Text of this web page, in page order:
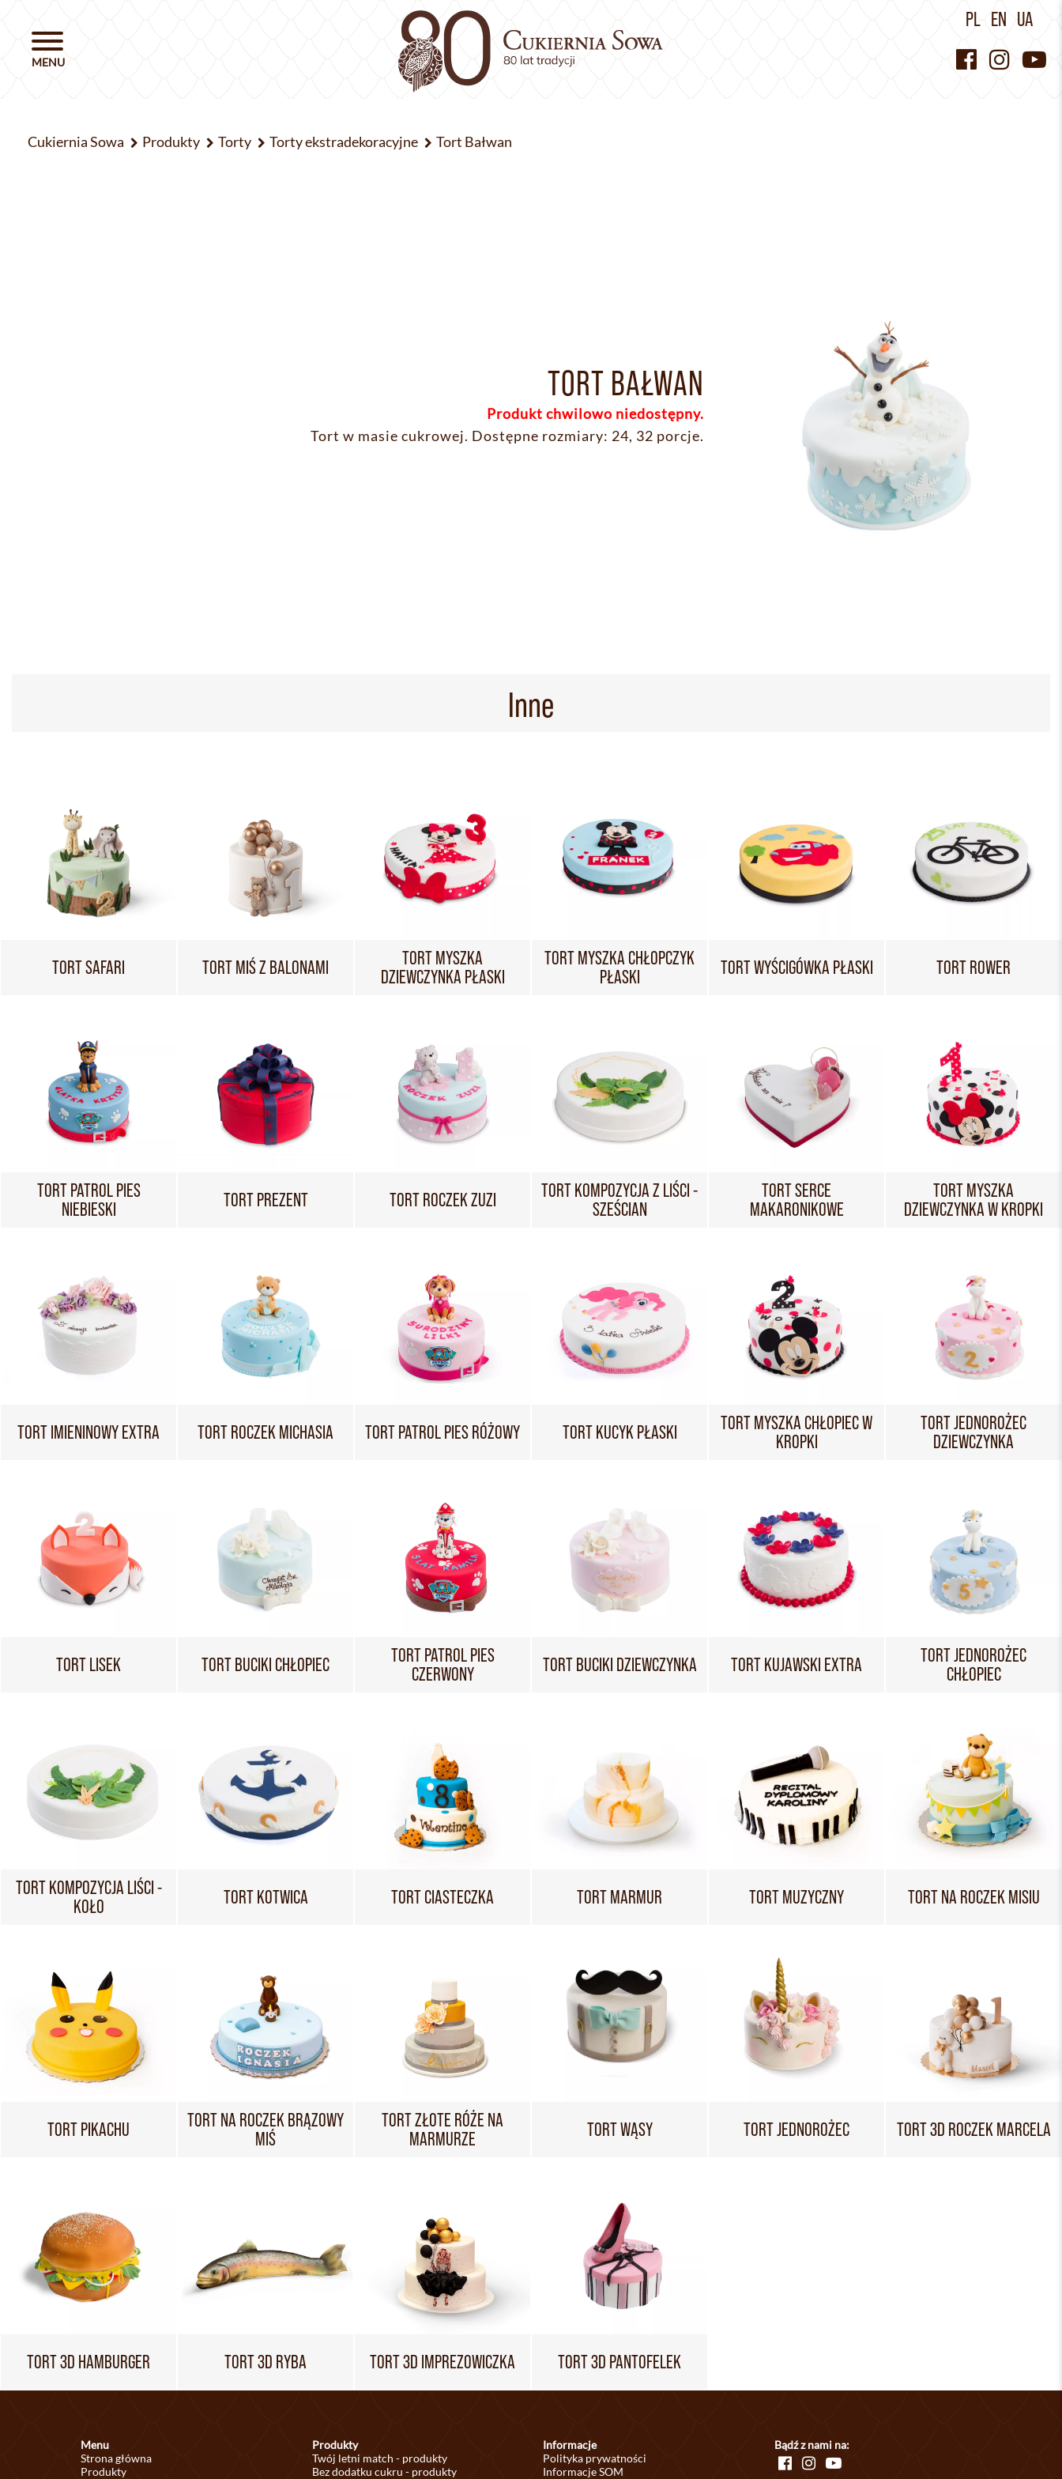
PL EN UA
Cukiernia Sowa Produkty Torty Torty ekstradekoracyjne Tort Bałwan
TORT BAŁWAN
Produkt chwilowo niedostępny.
Tort w masie cukrowej. Dostępne rozmiary: 24, 32 porcje.
Inne
TORT SAFARI TORT MIŚ Z BALONAMI
TORT MYSZKA
DZIEWCZYNKA PŁASKI
TORT MYSZKA CHŁOPCZYK
PŁASKI
TORT WYŚCIGÓWKA PŁASKI TORT ROWER
TORT PATROL PIES
NIEBIESKI
TORT PREZENT TORT ROCZEK ZUZI
TORT KOMPOZYCJA Z LIŚCI -
SZEŚCIAN
TORT SERCE
MAKARONIKOWE
TORT MYSZKA
DZIEWCZYNKA W KROPKI
TORT IMIENINOWY EXTRA TORT ROCZEK MICHASIA TORT PATROL PIES RÓŻOWY TORT KUCYK PŁASKI
TORT MYSZKA CHŁOPIEC W
KROPKI
TORT JEDNOROŻEC
DZIEWCZYNKA
TORT LISEK TORT BUCIKI CHŁOPIEC
TORT PATROL PIES
CZERWONY
TORT BUCIKI DZIEWCZYNKA TORT KUJAWSKI EXTRA
TORT JEDNOROŻEC
CHŁOPIEC
TORT KOMPOZYCJA LIŚCI -
KOŁO
TORT KOTWICA TORT CIASTECZKA TORT MARMUR TORT MUZYCZNY TORT NA ROCZEK MISIU
TORT PIKACHU
TORT NA ROCZEK BRĄZOWY
MIŚ
TORT ZŁOTE RÓŻE NA
MARMURZE
TORT WĄSY TORT JEDNOROŻEC TORT 3D ROCZEK MARCELA
TORT 3D HAMBURGER TORT 3D RYBA TORT 3D IMPREZOWICZKA TORT 3D PANTOFELEK
Menu
Strona główna
Produkty
Produkty
Twój letni match - produkty
Bez dodatku cukru - produkty
Informacje
Polityka prywatności
Informacje SOM
Bądź z nami na: